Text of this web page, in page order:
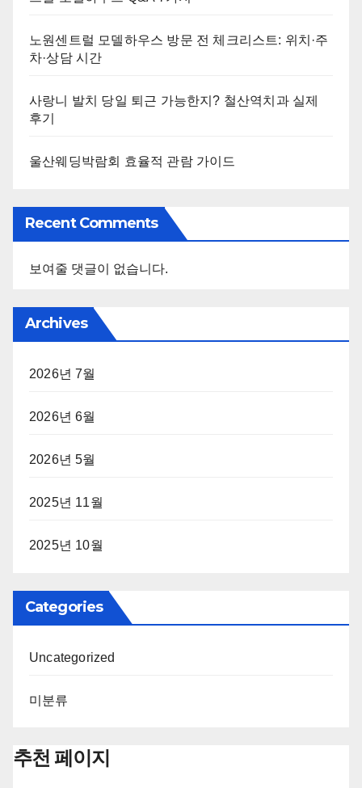
노원센트럴 모델하우스 방문 전 체크리스트: 위치·주
차·상담 시간
사랑니 발치 당일 퇴근 가능한지? 철산역치과 실제
후기
울산웨딩박람회 효율적 관람 가이드
Recent Comments
보여줄 댓글이 없습니다.
Archives
2026년 7월
2026년 6월
2026년 5월
2025년 11월
2025년 10월
Categories
Uncategorized
미분류
추천 페이지